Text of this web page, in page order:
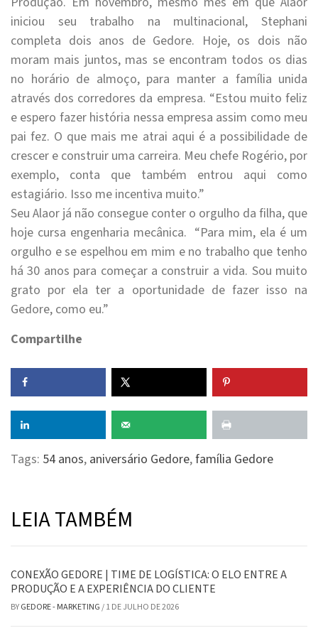
iniciou seu trabalho na multinacional, Stephani
completa dois anos de Gedore. Hoje, os dois não
moram mais juntos, mas se encontram todos os dias
no horário de almoço, para manter a família unida
através dos corredores da empresa. “Estou muito feliz
e espero fazer história nessa empresa assim como meu
pai fez. O que mais me atrai aqui é a possibilidade de
crescer e construir uma carreira. Meu chefe Rogério, por
exemplo, conta que também entrou aqui como
estagiário. Isso me incentiva muito.”
Seu Alaor já não consegue conter o orgulho da filha, que
hoje cursa engenharia mecânica. “Para mim, ela é um
orgulho e se espelhou em mim e no trabalho que tenho
há 30 anos para começar a construir a vida. Sou muito
grato por ela ter a oportunidade de fazer isso na
Gedore, como eu.”
Compartilhe
Tags: 54 anos, aniversário Gedore,família Gedore
LEIA TAMBÉM
CONEXÃO GEDORE | TIME DE LOGÍSTICA: O ELO ENTRE A
PRODUÇÃO E A EXPERIÊNCIA DO CLIENTE
BYGEDORE - MARKETING/1 DE JULHO DE 2026